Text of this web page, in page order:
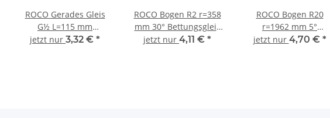
ROCO Gerades Gleis
G½ L=115 mm
Bettungsgleis RocoLine
jetzt nur 3,32 € *
ROCO Bogen R2 r=358
mm 30° Bettungsgleis
RocoLine 42522 Spur
jetzt nur 4,11 € *
ROCO Bogen R20
r=1962 mm 5°
Bettungsgleis RocoLine
jetzt nur 4,70 € *